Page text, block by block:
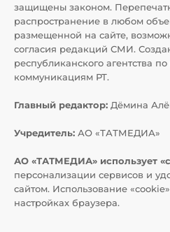
защищены законом.
распространение в любом
размещенной на сайте,
согласия редакций СМИ.
республиканского агентства
коммуникациям РТ.
Главный редактор: Дёмина
Учредитель: АО «ТАТМЕДИА»
АО «ТАТМЕДИА» использует
персонализации сервисов и
сайтом. Использование
настройках браузера.